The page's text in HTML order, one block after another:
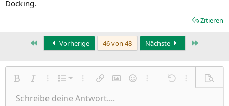
Docking.
Zitieren
Erste Vorherige 46 von 48 Nächste
Fett KursivWeitere Einstellungen…
Liste
Nummerierte Liste
Ungeordnete Liste
Weitere Einstellungen…
Link einfügen
Bild einfügen
SmileysWeitere Einstellungen…
Rückgängig
Weitere
Schriftgröße
9
TextfarbeSchriftfamilie
Arial
Durchgestrichen
Unterstrichen
Inline-Code
AusrichtungLinksbündig
Paragraph format
Normal
ZitatMedienTabelle einfügen
Insert horizontal line
SpoilerCode
Wiederholen
BBCode umschalten
Formatierung entfernen
EntwürfeEntwurf speichern
Schreibe deine Antwort....